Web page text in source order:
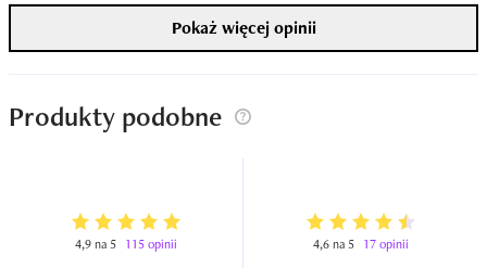
Pokaż więcej opinii
Produkty podobne
4,9 na 5 115 opinii 4,6 na 5 17 opinii